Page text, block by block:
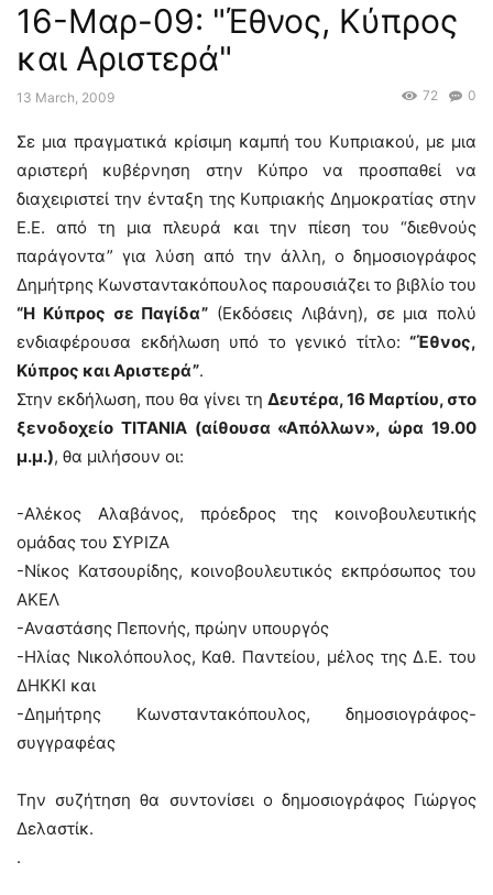
16-Μαρ-09: "Έθνος, Κύπρος
και Αριστερά"
13 March, 2009 0
72
Σε μια πραγματικά κρίσιμη καμπή του Κυπριακού, με μια
αριστερή κυβέρνηση στην Κύπρο να προσπαθεί να
διαχειριστεί την ένταξη της Κυπριακής Δημοκρατίας στην
Ε.Ε. από τη μια πλευρά και την πίεση του “διεθνούς
παράγοντα” για λύση από την άλλη, ο δημοσιογράφος
Δημήτρης Κωνσταντακόπουλος παρουσιάζει το βιβλίο του
“Η Κύπρος σε Παγίδα” (Εκδόσεις Λιβάνη), σε μια πολύ
ενδιαφέρουσα εκδήλωση υπό το γενικό τίτλο: “Έθνος,
Κύπρος και Αριστερά”.
Στην εκδήλωση, που θα γίνει τη Δευτέρα, 16 Μαρτίου, στο
ξενοδοχείο ΤΙΤΑΝΙΑ (αίθουσα «Απόλλων», ώρα 19.00
μ.μ.), θα μιλήσουν οι:
-Αλέκος Αλαβάνος, πρόεδρος της κοινοβουλευτικής
ομάδας του ΣΥΡΙΖΑ
-Νίκος Κατσουρίδης, κοινοβουλευτικός εκπρόσωπος του
ΑΚΕΛ
-Αναστάσης Πεπονής, πρώην υπουργός
-Ηλίας Νικολόπουλος, Καθ. Παντείου, μέλος της Δ.Ε. του
ΔΗΚΚΙ και
-Δημήτρης Κωνσταντακόπουλος, δημοσιογράφος-
συγγραφέας
Την συζήτηση θα συντονίσει ο δημοσιογράφος Γιώργος
Δελαστίκ.
.